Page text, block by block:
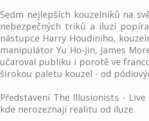
Sedm nejlepších kouzelníků na
nebezpečných triků a iluzí
nástupce Harry Houdiniho,
manipulátor Yu Ho-Jin, James
učaroval publiku i porotě ve
širokou paletu kouzel - od
Představení The Illusionists -
kde nerozeznají realitu od iluze.